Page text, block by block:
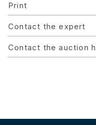
Print
Contact the expert
Contact the auction